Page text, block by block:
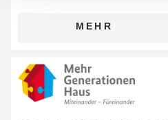
MEHR